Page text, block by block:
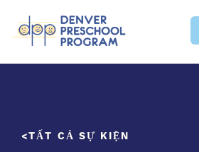
TẤT CẢ SỰ KIỆN